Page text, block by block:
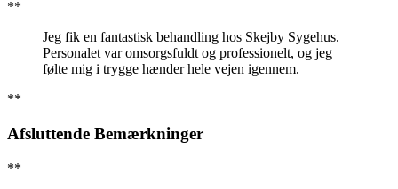
**
Jeg fik en fantastisk behandling hos Skejby Sygehus.
Personalet var omsorgsfuldt og professionelt, og jeg
følte mig i trygge hænder hele vejen igennem.
**
Afsluttende Bemærkninger
**